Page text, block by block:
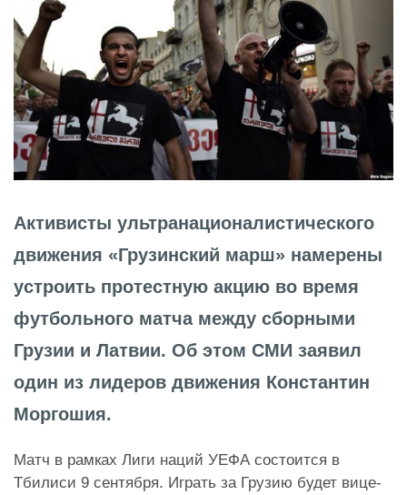
Активисты ультранационалистического
движения «Грузинский марш» намерены
устроить протестную акцию во время
футбольного матча между сборными
Грузии и Латвии. Об этом СМИ заявил
один из лидеров движения Константин
Моргошия.
Матч в рамках Лиги наций УЕФА состоится в
Тбилиси 9 сентября. Играть за Грузию будет вице-